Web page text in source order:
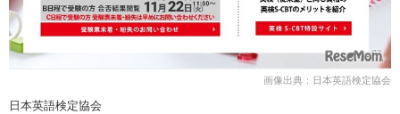
画像出典：日本英語検定協会
日本英語検定協会